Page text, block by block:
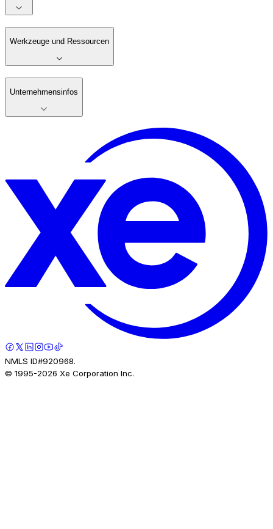
Werkzeuge und Ressourcen
Unternehmensinfos
NMLS ID#920968.
© 1995-2026 Xe Corporation Inc.